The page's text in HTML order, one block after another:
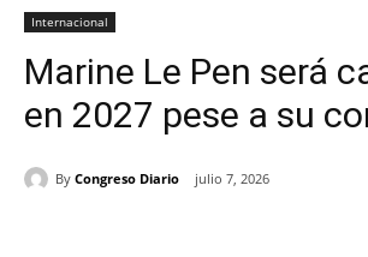
Internacional
Marine Le Pen será
en 2027 pese a su
By Congreso Diario julio 7, 2026